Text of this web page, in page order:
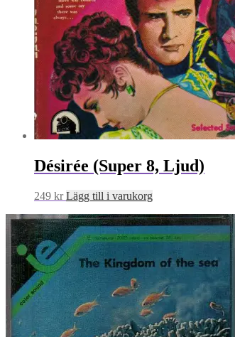
Désirée (Super 8, Ljud)
249 kr Lägg till i varukorg